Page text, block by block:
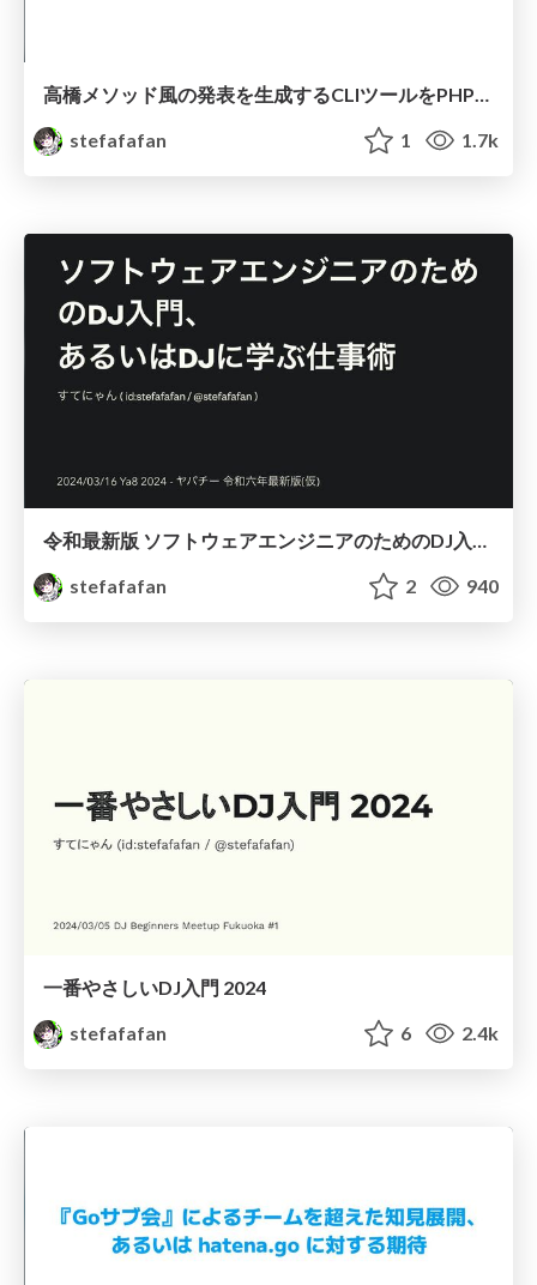
高橋メソッド風の発表を生成するCLIツールをPHPで作った #phpcon_odawara
stefafafan
1 1.7k
令和最新版 ソフトウェアエンジニアのためのDJ入門、あるいはDJに学ぶ仕事術 #ya8
stefafafan
2 940
一番やさしいDJ入門 2024
stefafafan
6 2.4k